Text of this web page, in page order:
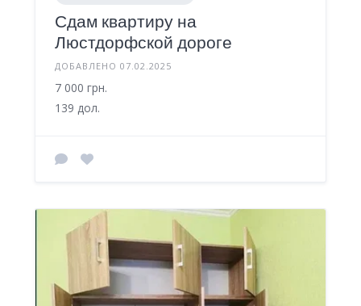
Сдам квартиру на
Люстдорфской дороге
ДОБАВЛЕНО 07.02.2025
7 000 грн.
139 дол.